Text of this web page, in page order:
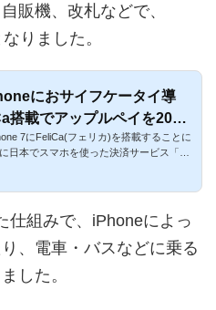
販機、改札などで、
りました。
におサイフケータイ導
搭載でアップルペイを2016
開始
7にFeliCa(フェリカ)を搭載することに
日本でスマホを使った決済サービス「ア
仕組みで、iPhoneによっ
、電車・バスなどに乗る
した。